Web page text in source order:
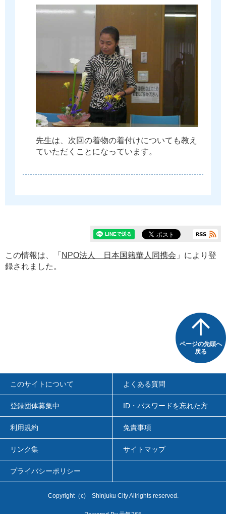
先生は 次回の着物の着付けについて も教 え
ていただ く こ と になってい ま す。
この情報は、「 NPO法人 日本国籍華人同携会 」により登
録されました。
ページの先頭へ
戻る
このサイトについて よくある質問
登録団体募集中 ID・パスワードを忘れた方
利用規約 免責事項
リンク集 サイトマップ
プライバシーポリシー
Copyright（c) Shinjuku City Allrights reserved.